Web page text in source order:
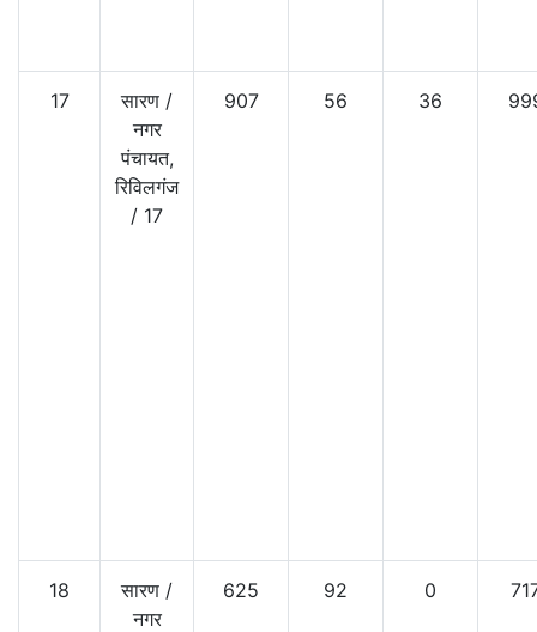
17 सारण /
नगर
पंचायत,
रिविलगंज
/ 17
907 56 36
18 सारण /
नगर
625 92 0